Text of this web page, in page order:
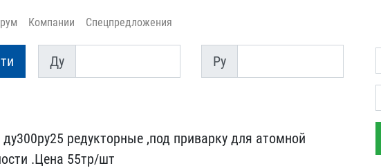
Компании Спецпредложения
Ду
Ду
Py
Py
ре​дукторные ,под приварку ​для атомной
.Цена 55тр/шт